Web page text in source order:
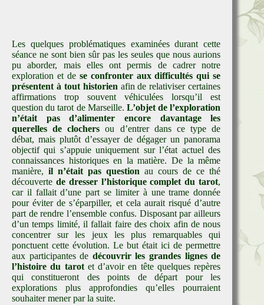
Les quelques problématiques examinées durant cette
séance ne sont bien sûr pas les seules que nous aurions
pu aborder, mais elles ont permis de cadrer notre
exploration et de se confronter aux difficultés qui se
présentent à tout historien afin de relativiser certaines
affirmations trop souvent véhiculées lorsqu’il est
question du tarot de Marseille. L’objet de l’exploration
n’était pas d’alimenter encore davantage les
querelles de clochers ou d’entrer dans ce type de
débat, mais plutôt d’essayer de dégager un panorama
objectif qui s’appuie uniquement sur l’état actuel des
connaissances historiques en la matière. De la même
manière,il n’était pas question au cours de ce thé
découverte de dresser l’historique complet du tarot,
car il fallait d’une part se limiter à une trame donnée
pour éviter de s’éparpiller, et cela aurait risqué d’autre
part de rendre l’ensemble confus. Disposant par ailleurs
d’un temps limité, il fallait faire des choix afin de nous
concentrer sur les jeux les plus remarquables qui
ponctuent cette évolution. Le but était ici de permettre
aux participantes de découvrir les grandes lignes de
l’histoire du tarotet d’avoir en tête quelques repères
qui constitueront des points de départ pour les
explorations plus approfondies qu’elles pourraient
souhaiter mener par la suite.